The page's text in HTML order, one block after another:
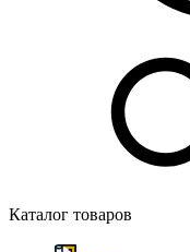
Каталог товаров